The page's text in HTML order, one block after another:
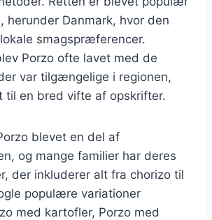
herunder Danmark, hvor den
smagspræferencer.
Porzo ofte lavet med de
var tilgængelige i regionen,
til en bred vifte af opskrifter.
blevet en del af
og mange familier har deres
der inkluderer alt fra chorizo til
populære variationer
med kartofler, Porzo med